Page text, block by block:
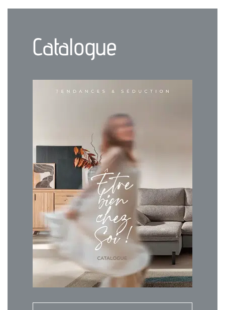
Catalogue